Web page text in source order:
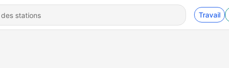
Travail